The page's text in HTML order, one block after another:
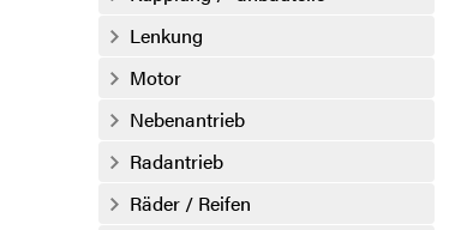
Lenkung
Motor
Nebenantrieb
Radantrieb
Räder / Reifen